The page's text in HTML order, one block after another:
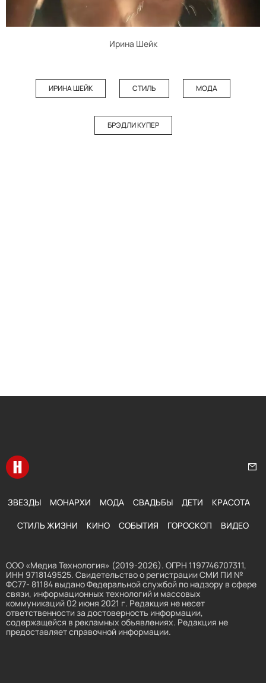
Ирина Шейк
ИРИНА ШЕЙК СТИЛЬ МОДА
БРЭДЛИ КУПЕР
Перейти на главную
ЗВЕЗДЫ МОНАРХИ МОДА СВАДЬБЫ ДЕТИ КРАСОТА
СТИЛЬ ЖИЗНИ КИНО СОБЫТИЯ ГОРОСКОП ВИДЕО
ООО «Медиа Технология» (2019-2026). ОГРН 1197746707311,
ИНН 9718149525. Свидетельство о регистрации СМИ ПИ №
ФС77- 81184 выдано Федеральной службой по надзору в сфере
связи, информационных технологий и массовых
коммуникаций 02 июня 2021 г. Редакция не несет
ответственности за достоверность информации,
содержащейся в рекламных объявлениях. Редакция не
предоставляет справочной информации.